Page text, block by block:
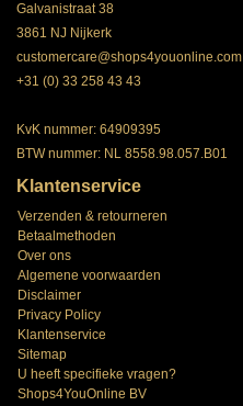
Galvanistraat 38
3861 NJ Nijkerk
customercare@shops4youonline.com
+31 (0) 33 258 43 43
KvK nummer: 64909395
BTW nummer: NL 8558.98.057.B01
Klantenservice
Verzenden & retourneren
Betaalmethoden
Over ons
Algemene voorwaarden
Disclaimer
Privacy Policy
Klantenservice
Sitemap
U heeft specifieke vragen?
Shops4YouOnline BV